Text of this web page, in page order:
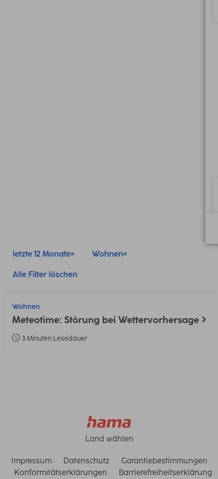
letzte 12 Monate Wohnen
Alle Filter löschen
Wohnen
Meteotime: Störung bei Wettervorhersage
3 Minuten Lesedauer
Land wählen
Impressum Datenschutz
Garantiebestimmungen
Konformitätserklärungen
Barrierefreiheitserklärung